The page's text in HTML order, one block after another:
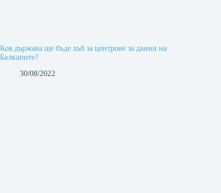
Коя държава ще бъде хъб за центрове за данни на
Балканите?
30/08/2022